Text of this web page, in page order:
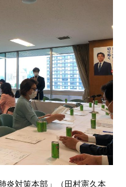
炎対策本部」（田村憲久本